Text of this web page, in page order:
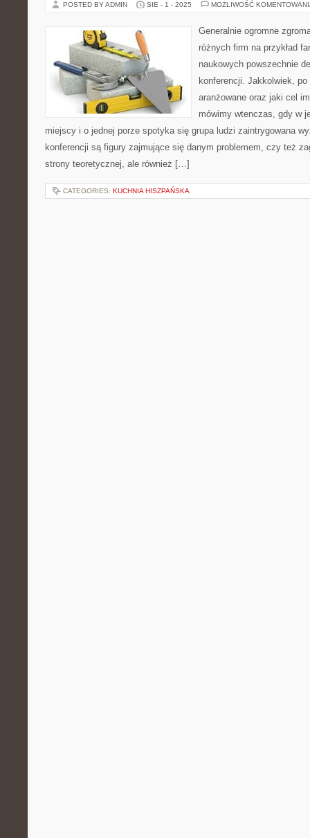
POSTED BY ADMIN SIE - 1 - 2025 MOŻLIWOŚĆ
Generalnie ogromne
różnych firm na przykład
naukowych powszechnie
konferencji. Jakkolwiek,
aranżowane oraz jaki cel
mówimy wtenczas, gdy w
miejscy i o jednej porze spotyka się grupa ludzi zaintrygowana
konferencji są figury zajmujące się danym problemem, czy też
strony teoretycznej, ale również […]
CATEGORIES: KUCHNIA HISZPAŃSKA